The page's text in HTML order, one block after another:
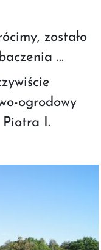
zostało
…
ogrodowy
Piotra I.